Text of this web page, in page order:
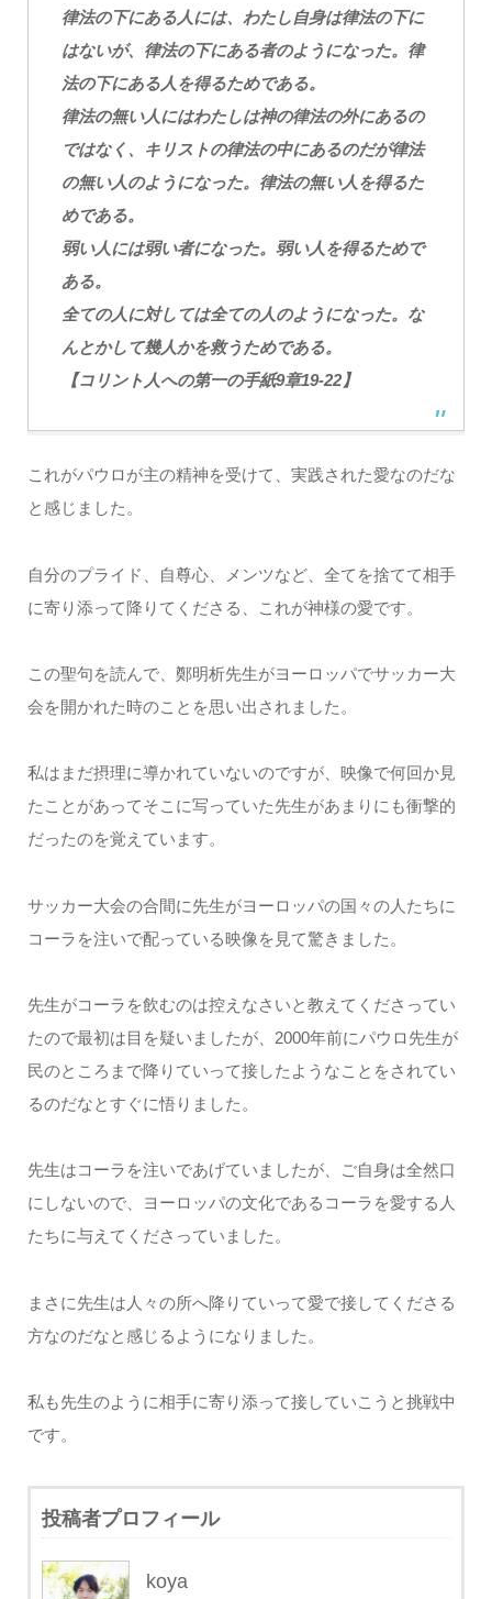
律法の下にある人には、わたし自身は律法の下に
はないが、律法の下にある者のようになった。律
法の下にある人を得るためである。
律法の無い人にはわたしは神の律法の外にあるの
ではなく、キリストの律法の中にあるのだが律法
の無い人のようになった。律法の無い人を得るた
めである。
弱い人には弱い者になった。弱い人を得るためで
ある。
全ての人に対しては全ての人のようになった。な
んとかして幾人かを救うためである。
【コリント人への第一の手紙9章19-22】
これがパウロが主の精神を受けて、実践された愛なのだな
と感じました。
自分のプライド、自尊心、メンツなど、全てを捨てて相手
に寄り添って降りてくださる、これが神様の愛です。
この聖句を読んで、鄭明析先生がヨーロッパでサッカー大
会を開かれた時のことを思い出されました。
私はまだ摂理に導かれていないのですが、映像で何回か見
たことがあってそこに写っていた先生があまりにも衝撃的
だったのを覚えています。
サッカー大会の合間に先生がヨーロッパの国々の人たちに
コーラを注いで配っている映像を見て驚きました。
先生がコーラを飲むのは控えなさいと教えてくださってい
たので最初は目を疑いましたが、2000年前にパウロ先生が
民のところまで降りていって接したようなことをされてい
るのだなとすぐに悟りました。
先生はコーラを注いであげていましたが、ご自身は全然口
にしないので、ヨーロッパの文化であるコーラを愛する人
たちに与えてくださっていました。
まさに先生は人々の所へ降りていって愛で接してくださる
方なのだなと感じるようになりました。
私も先生のように相手に寄り添って接していこうと挑戦中
です。
投稿者プロフィール
koya